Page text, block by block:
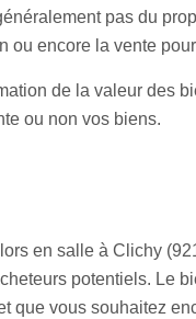
pas du
ou encore la vente
de la valeur des
ou non vos biens.
en salle à Clichy
potentiels. Le
que vous souhaitez